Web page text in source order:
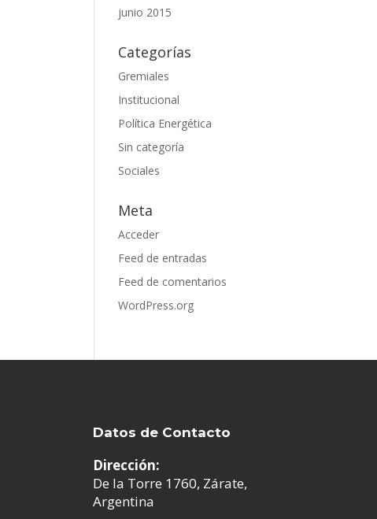
junio 2015
Categorías
Gremiales
Institucional
Política Energética
Sin categoría
Sociales
Meta
Acceder
Feed de entradas
Feed de comentarios
WordPress.org
Datos de Contacto
Dirección:
De la Torre 1760, Zárate,
Argentina